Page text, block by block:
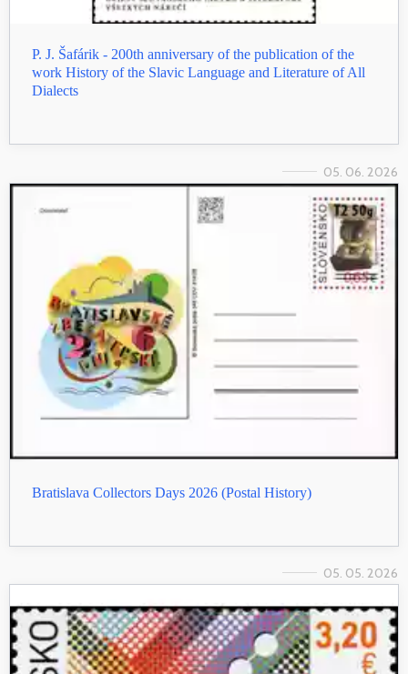
P. J. Šafárik - 200th anniversary of the publication of the
work History of the Slavic Language and Literature of All
Dialects
05. 06. 2026
Bratislava Collectors Days 2026 (Postal History)
05. 05. 2026